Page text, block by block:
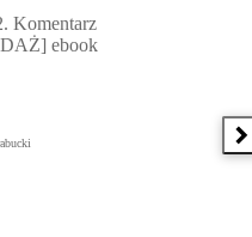
Komentarz
ebook